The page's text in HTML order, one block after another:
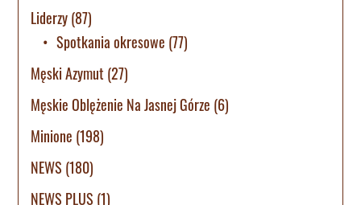
Liderzy(87)
Spotkania okresowe (77)
Męski Azymut (27)
Męskie Oblężenie Na Jasnej Górze (6)
Minione (198)
NEWS (180)
NEWS PLUS (1)